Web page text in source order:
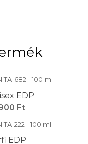
682 - 100 ml
EDP
Ft
222 - 100 ml
EDP